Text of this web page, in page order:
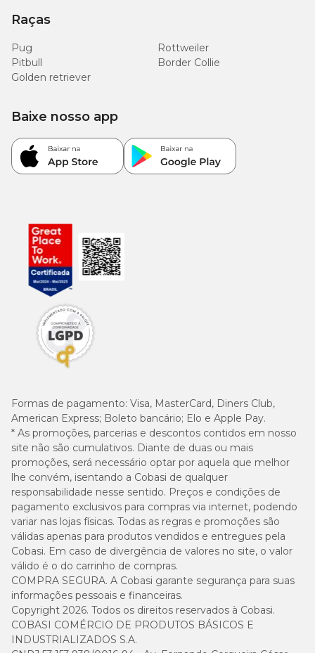
Raças
Pug
Rottweiler
Pitbull
Border Collie
Golden retriever
Formas de pagamento: Visa, MasterCard, Diners Club,
American Express; Boleto bancário; Elo e Apple Pay.
* As promoções, parcerias e descontos contidos em nosso
site não são cumulativos. Diante de duas ou mais
promoções, será necessário optar por aquela que melhor
lhe convém, isentando a Cobasi de qualquer
responsabilidade nesse sentido. Preços e condições de
pagamento exclusivos para compras via internet, podendo
variar nas lojas físicas. Todas as regras e promoções são
válidas apenas para produtos vendidos e entregues pela
Cobasi. Em caso de divergência de valores no site, o valor
válido é o do carrinho de compras.
COMPRA SEGURA. A Cobasi garante segurança para suas
informações pessoais e financeiras.
Copyright 2026. Todos os direitos reservados à Cobasi.
COBASI COMÉRCIO DE PRODUTOS BÁSICOS E
INDUSTRIALIZADOS S.A.
Baixe nosso app